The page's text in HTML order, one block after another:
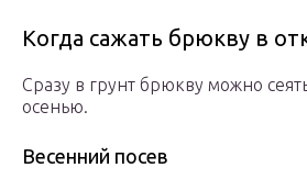
Когда сажать брюкву в
Сразу в грунт брюкву можно
осенью.
Весенний посев